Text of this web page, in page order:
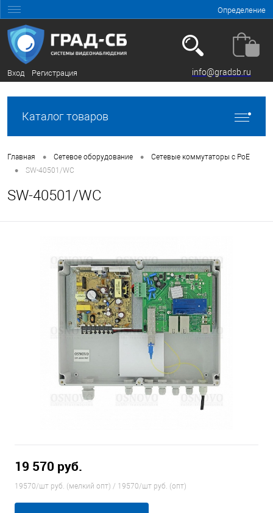
Определение
Вход Регистрация info@gradsb.ru
Каталог товаров
Главная • Сетевое оборудование • Сетевые коммутаторы с РоЕ
• SW-40501/WC
SW-40501/WC
19 570 руб.
19570/шт руб. (мелкий опт) / 19570/шт руб. (опт)